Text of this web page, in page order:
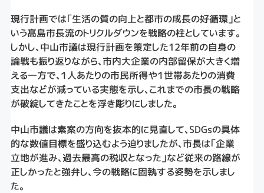
現行計画では「生活の質の向上と都市の成長の好循環」と
いう髙島市長流のトリクルダウンを戦略の柱としています。
しかし、中山市議は現行計画を策定した12年前の自身の
論戦も振り返りながら、市内大企業の内部留保が大きく増
える一方で、１人あたりの市民所得や１世帯あたりの消費
支出などが減っている実態を示し、これまでの市長の戦略
が破綻してきたことを浮き彫りにしました。
中山市議は素案の方向を抜本的に見直して、SDGsの具体
的な数値目標を盛り込むよう迫りましたが、市長は「企業
立地が進み、過去最高の税収となった」など従来の路線が
正しかったと強弁し、今の戦略に固執する姿勢を示しまし
た。